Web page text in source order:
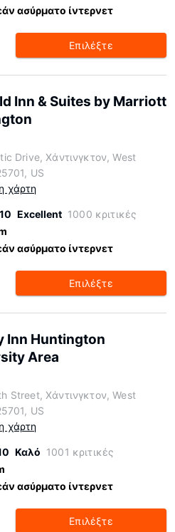
ασύρματο ίντερνετ
Επιλέξτε
Inn & Suites by Marriott
Drive, Χάντινγκτον, West
US
χάρτη
Excellent 1000 κριτικές
ασύρματο ίντερνετ
Επιλέξτε
Inn Huntington
Area
Street, Χάντινγκτον, West
US
χάρτη
Καλό 1001 κριτικές
ασύρματο ίντερνετ
Επιλέξτε